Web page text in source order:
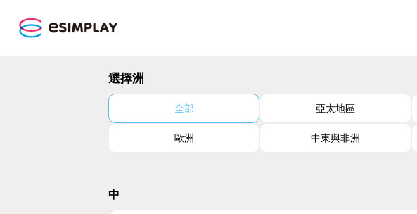
選擇洲
全部 亞太地區
歐洲 中東與非洲
中